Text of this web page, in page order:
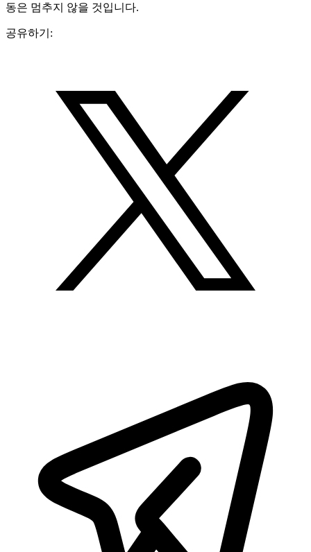
동은 멈추지 않을 것입니다.
공유하기: